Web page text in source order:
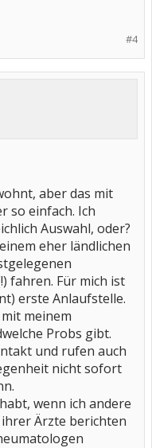
#4
aber das mit
so einfach. Ich
Auswahl, oder?
eher ländlichen
fahren. Für mich ist
erste Anlaufstelle.
meinem
Probs gibt.
und rufen auch
nicht sofort
wenn ich andere
Ärzte berichten